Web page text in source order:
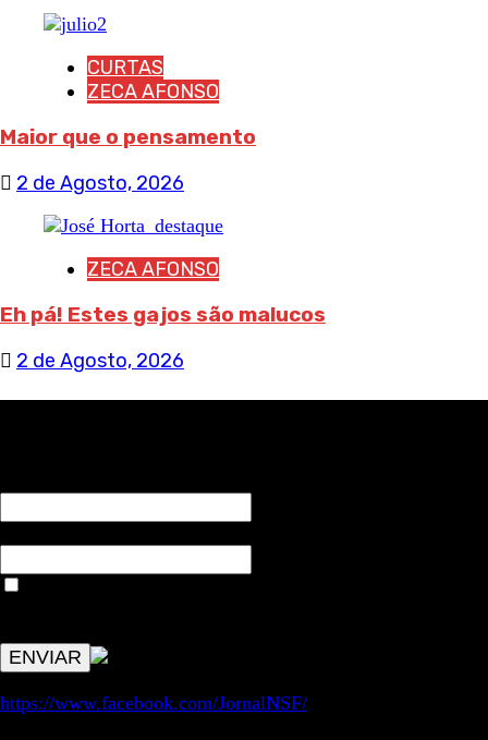
CURTAS
ZECA AFONSO
Maior que o pensamento
2 de Agosto, 2026
ZECA AFONSO
Eh pá! Estes gajos são malucos
2 de Agosto, 2026
https://www.facebook.com/JornalNSF/